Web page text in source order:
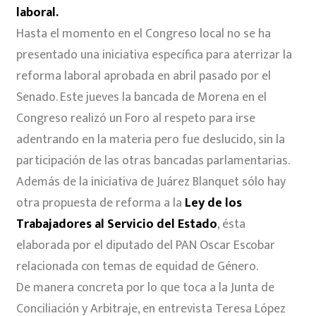
laboral.
Hasta el momento en el Congreso local no se ha
presentado una iniciativa específica para aterrizar la
reforma laboral aprobada en abril pasado por el
Senado. Este jueves la bancada de Morena en el
Congreso realizó un Foro al respeto para irse
adentrando en la materia pero fue deslucido, sin la
participación de las otras bancadas parlamentarias.
Además de la iniciativa de Juárez Blanquet sólo hay
otra propuesta de reforma a la Ley de los
Trabajadores al Servicio del Estado, ésta
elaborada por el diputado del PAN Oscar Escobar
relacionada con temas de equidad de Género.
De manera concreta por lo que toca a la Junta de
Conciliación y Arbitraje, en entrevista Teresa López